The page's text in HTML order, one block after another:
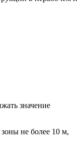
значение
не более 10 м,